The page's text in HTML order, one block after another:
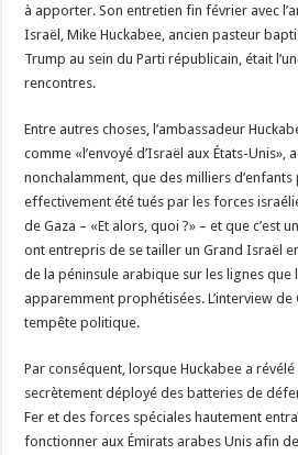
à apporter. Son entretien fin février avec
Israël, Mike Huckabee, ancien pasteur
Trump au sein du Parti républicain, était
rencontres.
Entre autres choses, l’ambassadeur
comme «l’envoyé d’Israël aux États-Unis»,
nonchalamment, que des milliers
effectivement été tués par les forces
de Gaza – «Et alors, quoi ?» – et que c’est
ont entrepris de se tailler un Grand Israël
de la péninsule arabique sur les lignes que
apparemment prophétisées. L’interview de
tempête politique.
Par conséquent, lorsque Huckabee a
secrètement déployé des batteries de
Fer et des forces spéciales hautement
fonctionner aux Émirats arabes Unis afin